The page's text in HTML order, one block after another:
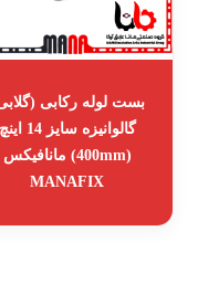
بست لوله رکابی
گالوانیزه سایز 14 اینچ
(400mm) مانافیکس
MANAFIX